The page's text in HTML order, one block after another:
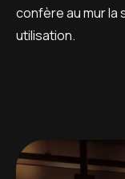
confère au mur
utilisation.